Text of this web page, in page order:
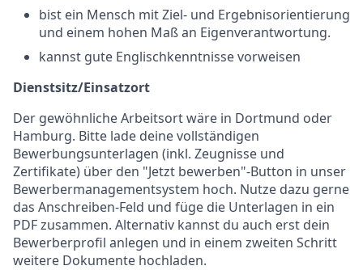
bist ein Mensch mit Ziel- und Ergebnisorientierung
und einem hohen Maß an Eigenverantwortung.
kannst gute Englischkenntnisse vorweisen
Dienstsitz/Einsatzort
Der gewöhnliche Arbeitsort wäre in Dortmund oder
Hamburg. Bitte lade deine vollständigen
Bewerbungsunterlagen (inkl. Zeugnisse und
Zertifikate) über den "Jetzt bewerben"-Button in unser
Bewerbermanagementsystem hoch. Nutze dazu gerne
das Anschreiben-Feld und füge die Unterlagen in ein
PDF zusammen. Alternativ kannst du auch erst dein
Bewerberprofil anlegen und in einem zweiten Schritt
weitere Dokumente hochladen.